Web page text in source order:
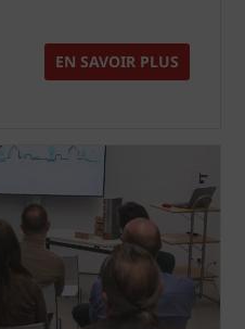
EN SAVOIR PLUS